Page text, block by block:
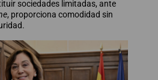
sociedades limitadas, ante
, proporciona comodidad sin